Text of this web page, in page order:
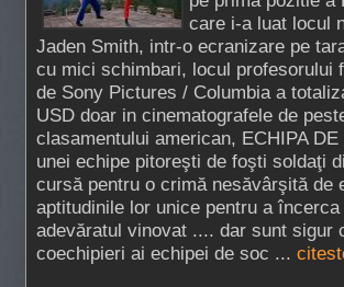
care i-a luat locul
Jaden Smith, intr-o ecranizare pe
cu mici schimbari, locul profesorului
de Sony Pictures / Columbia a
USD doar in cinematografele de
clasamentului american, ECHIPA
unei echipe pitoreşti de foşti soldaţi
cursă pentru o crimă nesăvârşită
aptitudinile lor unice pentru a
adevăratul vinovat .... dar sunt sigur
coechipieri ai echipei de soc ...